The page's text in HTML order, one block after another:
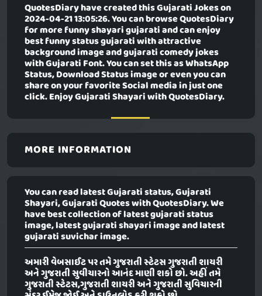
QuotesDiary have created thisGujarati Jokeson
2024-04-21 13:05:26. You can browse QuotesDiary
for more funny shayari gujarati and can enjoy
best funny status gujarati with attractive
background image and gujarati comedy jokes
with Gujarati Font. You can set this as WhatsApp
Status, Download Status image or even you can
share on your favorite Social media in just one
click. Enjoy Gujarati Shayari with QuotesDiary.
MORE INFORMATION
You can read latest Gujarati status, Gujarati
Shayari, Gujarati Quotes with QuotesDiary. We
have best collection of latest gujarati status
image, latest gujarati shayari image and latest
gujarati suvichar image.
અમારી વેબસાઈટ પર તમે ગુજરાતી સ્ટેટસ ગુજરાતી શાયરી
અને ગુજરાતી સુવીચારનો આનંદ માણી શકો છો. અહીં તમે
ગુજરાતી સ્ટેટસ,ગુજરાતી શાયરી અને ગુજરાતી સુવિચારની